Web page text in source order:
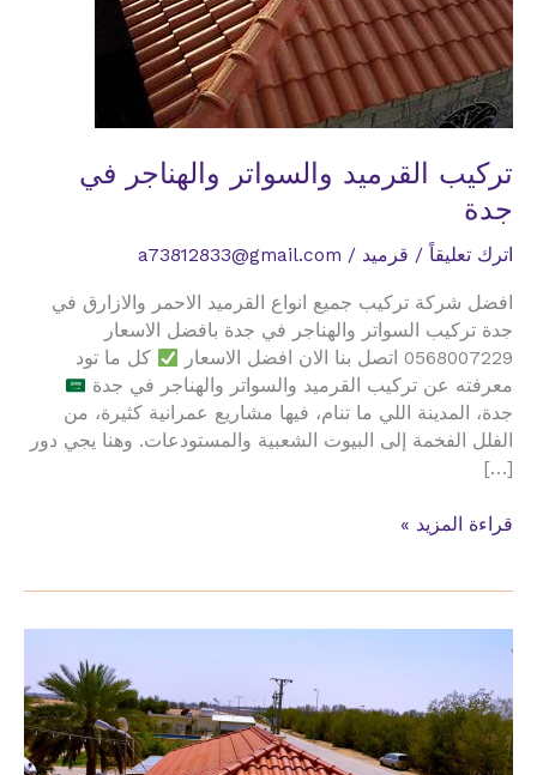
تركيب القرميد والسواتر والهناجر في
جدة
اترك تعليقاً / قرميد /
a73812833@gmail.com
افضل شركة تركيب جميع انواع القرميد الاحمر والازارق في
جدة تركيب السواتر والهناجر في جدة بافضل الاسعار
0568007229 اتصل بنا الان افضل الاسعار
كل ما تود
معرفته عن تركيب القرميد والسواتر والهناجر في جدة
جدة، المدينة اللي ما تنام، فيها مشاريع عمرانية كثيرة، من
الفلل الفخمة إلى البيوت الشعبية والمستودعات. وهنا يجي دور
[…]
تركيب
في
قراءة المزيد »